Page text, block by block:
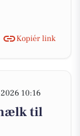
Kopiér link
10:16
til